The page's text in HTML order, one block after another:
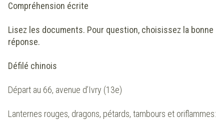
Compréhension écrite
Lisez les documents. Pour question, choisissez la bonne
réponse.
Défilé chinois
Départ au 66, avenue d’Ivry (13e)
Lanternes rouges, dragons, pétards, tambours et oriflammes: